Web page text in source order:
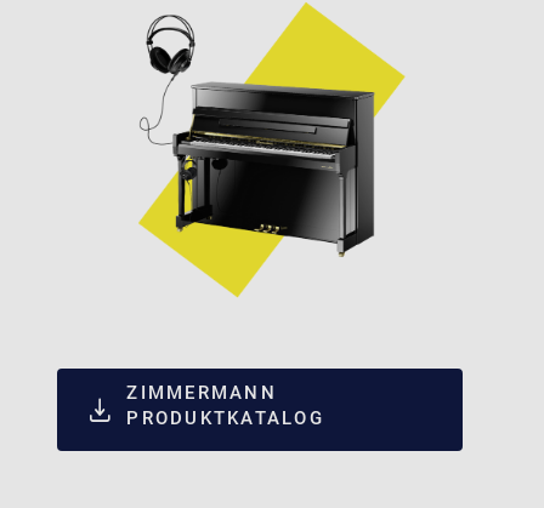
ZIMMERMANN
PRODUKTKATALOG